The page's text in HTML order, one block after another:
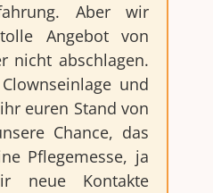
Aber wir
Angebot von
nicht abschlagen.
und
euren Stand von
Chance, das
Pflegemesse, ja
neue Kontakte